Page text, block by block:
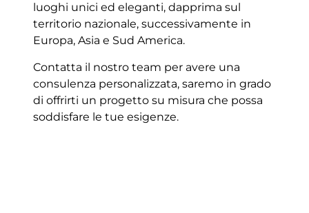
luoghi unici ed eleganti, dapprima sul
territorio nazionale, successivamente in
Europa, Asia e Sud America.
Contatta il nostro team per avere una
consulenza personalizzata, saremo in grado
di offrirti un progetto su misura che possa
soddisfare le tue esigenze.